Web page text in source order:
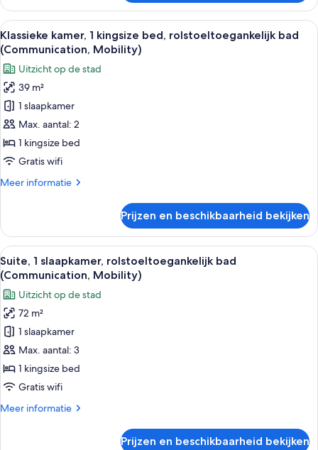
1
slaapkamer,
uitzicht
op
stad
Alle
foto's
voor
Klassieke
kamer,
kingsize
bed,
rolstoeltoegankelijk
(Communication,
Hotelkamer met een groot bed, een
5
Klassieke kamer, 1 kingsize bed, rolstoeltoegankelijk bad
(Communication, Mobility)
Uitzicht op de stad
39 m²
1 slaapkamer
Max. aantal: 2
1 kingsize bed
Gratis wifi
Meer informatie
Meer
kamer,
kingsize
bed,
rolstoeltoegankelijk
bad
(Communication,
Mobility)
Prijzen en beschikbaarheid bekijken
Alle
foto's
voor
Suite,
1
slaapkamer,
rolstoeltoegankelijk
bad
(Communication,
laden
Een moderne hotelkamer met een
5
Suite, 1 slaapkamer, rolstoeltoegankelijk bad
(Communication, Mobility)
Uitzicht op de stad
72 m²
1 slaapkamer
Max. aantal: 3
1 kingsize bed
Gratis wifi
Meer informatie
Meer
Prijzen en beschikbaarheid bekijken